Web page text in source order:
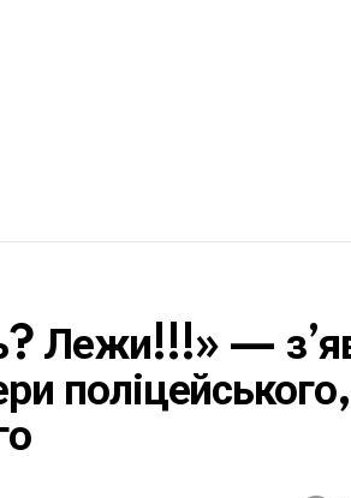
Лежи!!!» —